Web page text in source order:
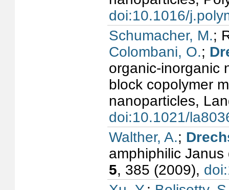
doi:10.1016/
Schumacher, M.;
Colombani, O.;
organic-inorganic
block copolymer
nanoparticles,
doi:10.1021/
Walther, A.;
amphiphilic
5, 385 (2009),